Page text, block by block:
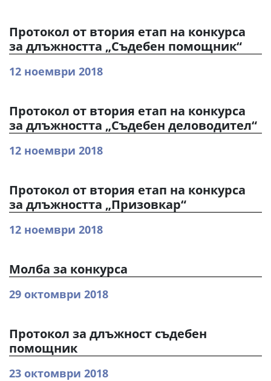
Протокол от втория етап на конкурса
за длъжността „Съдебен помощник“
12 ноември 2018
Протокол от втория етап на конкурса
за длъжността „Съдебен деловодител“
12 ноември 2018
Протокол от втория етап на конкурса
за длъжността „Призовкар“
12 ноември 2018
Молба за конкурса
29 октомври 2018
Протокол за длъжност съдебен
помощник
23 октомври 2018